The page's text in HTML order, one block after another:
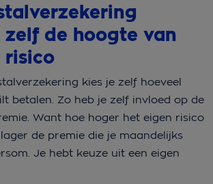
de hoogte van
risico
kies je zelf hoeveel
betalen. Zo heb je zelf invloed op de
Want hoe hoger het eigen risico
de premie die je maandelijks
Je hebt keuze uit een eigen